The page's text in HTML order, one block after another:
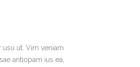
ut. Vim veniam
antiopam ius ea,